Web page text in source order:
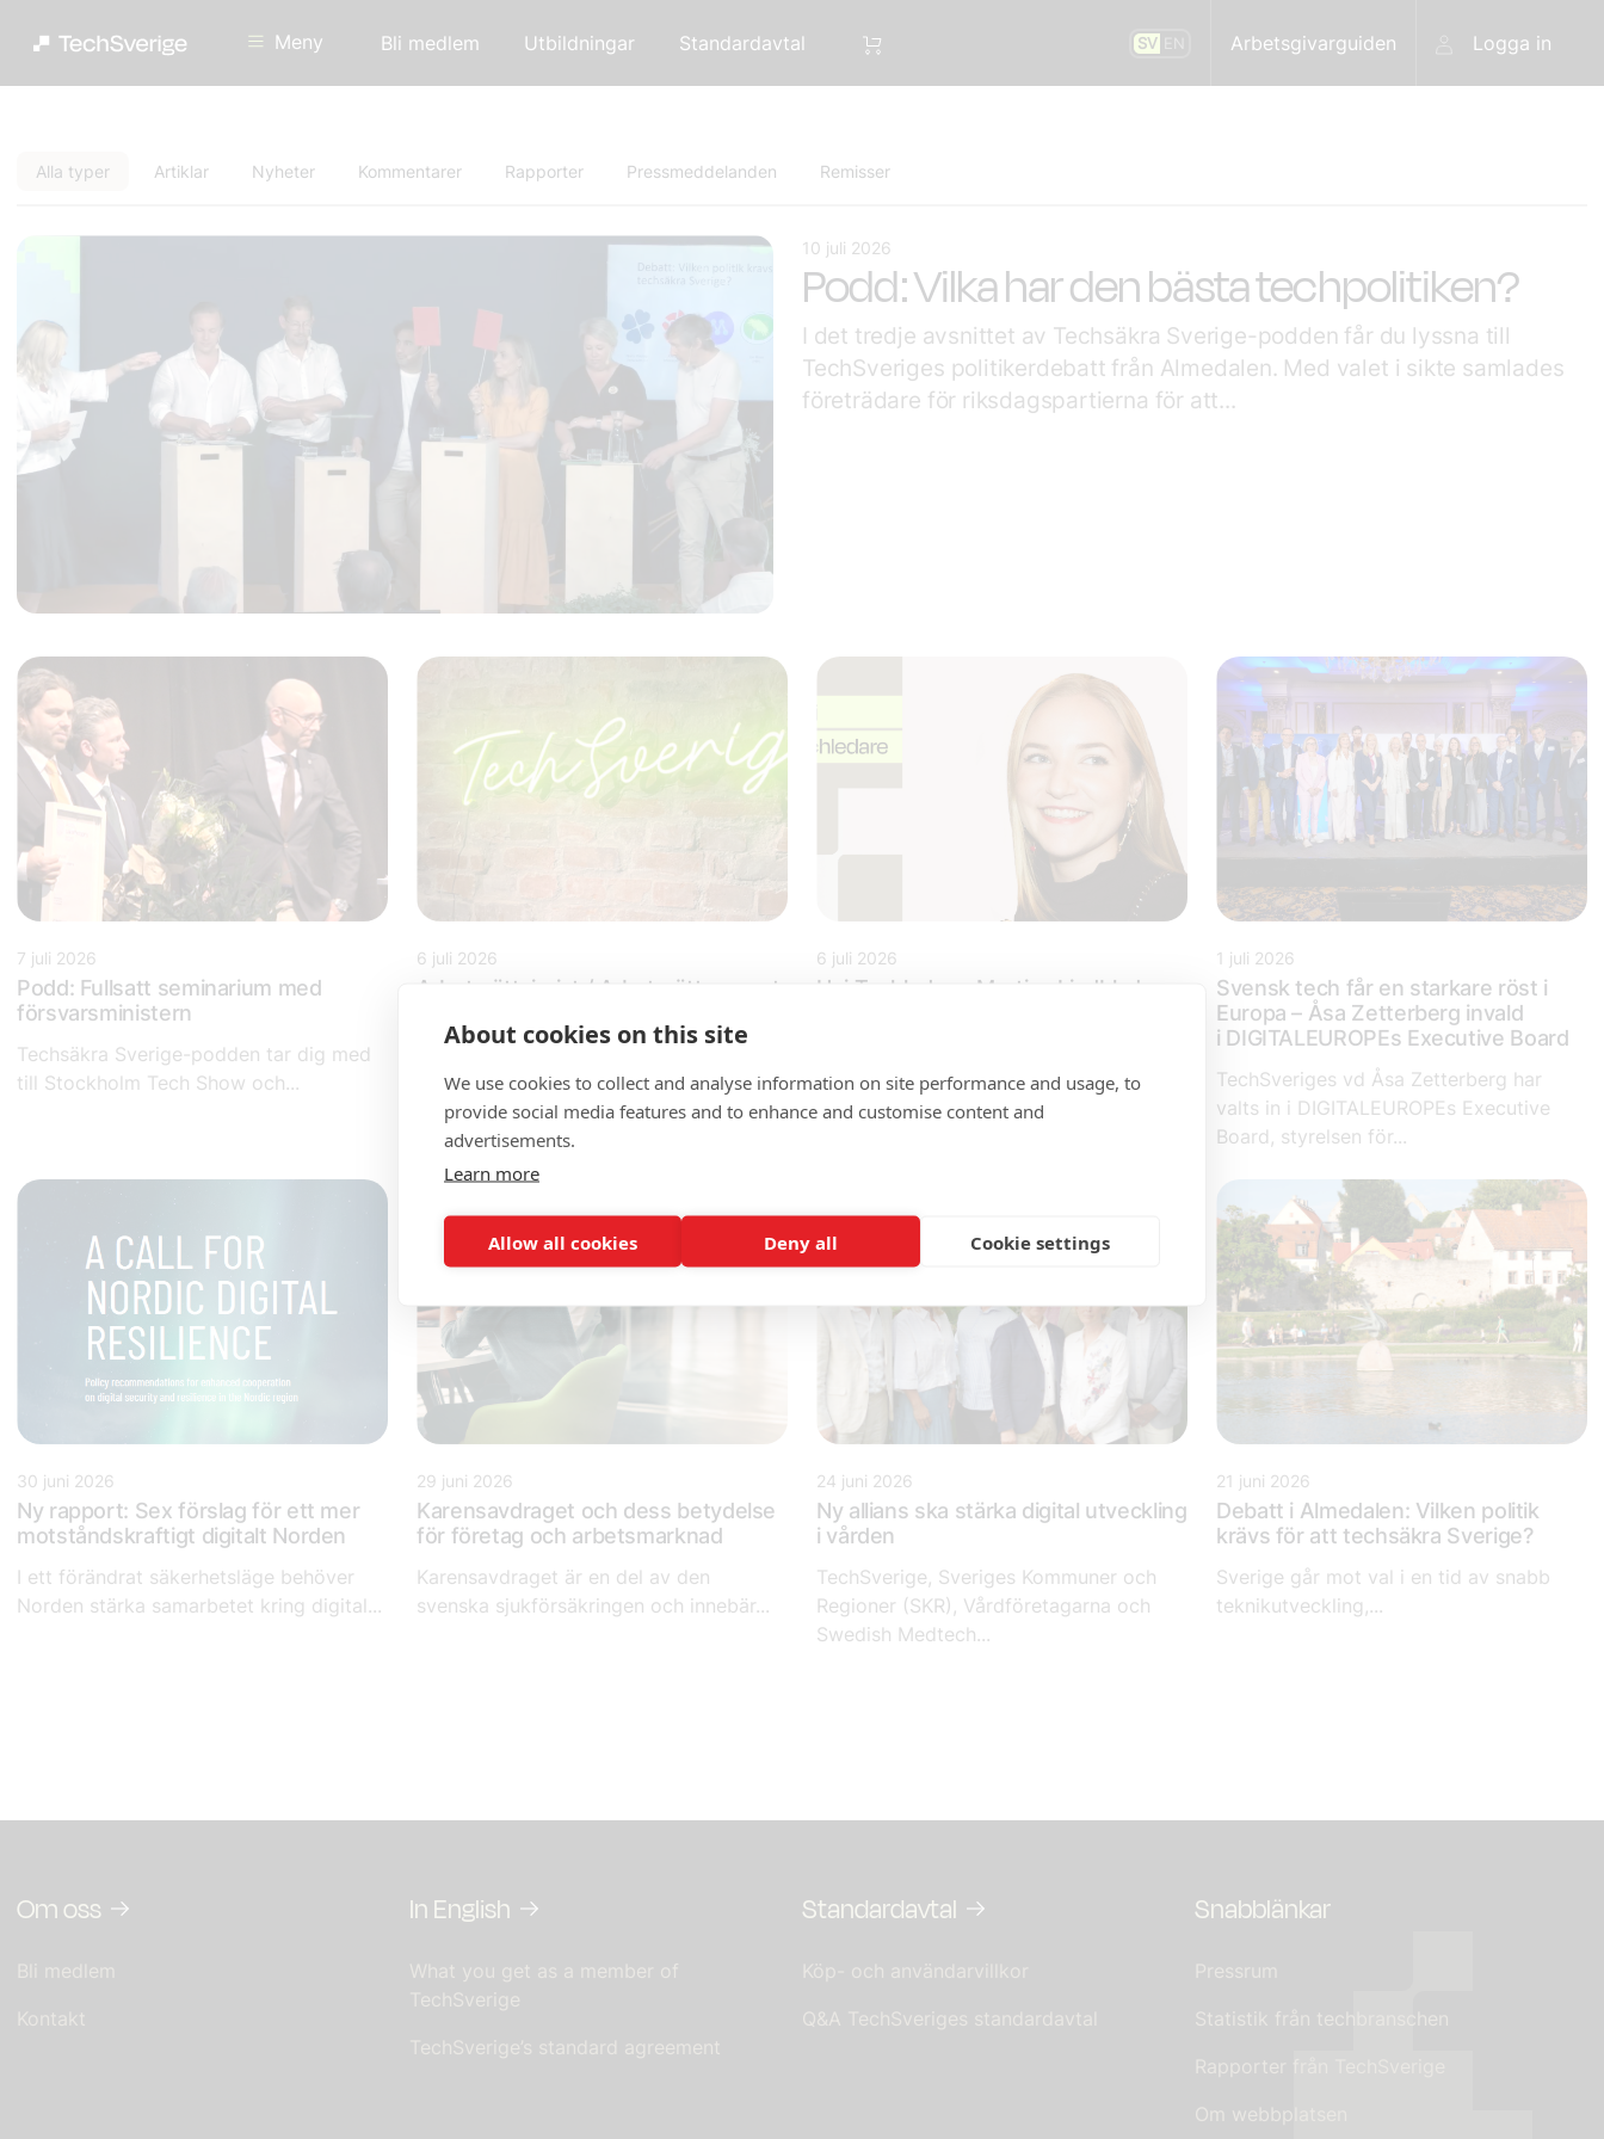
Meny Bli medlem Utbildningar Standardavtal SV Arbetsgivarguiden Logga in
Alla typer Artiklar Nyheter Kommentarer Rapporter Pressmeddelanden Remisser
10 juli 2026
Podd: Vilka har den bästa techpolitiken?
I det tredje avsnittet av Techsäkra Sverige-podden får du lyssna till
TechSveriges politikerdebatt från Almedalen. Med valet i sikte samlades
företrädare för riksdagspartierna för att...
7 juli 2026
Podd: Fullsatt seminarium med
försvarsministern
Techsäkra Sverige-podden tar dig med
till Stockholm Tech Show och...
6 juli 2026
Arbetsrättsjurist / Arbetsrättsexpert
mest innovativa företag...
6 juli 2026
Hej Techledare: Martina Lindblad
presenterade Sveriges mest attraktiva
arbetsgivare var det...
1 juli 2026
Svensk tech får en starkare röst i
Europa – Åsa Zetterberg invald
i DIGITALEUROPEs Executive Board
TechSveriges vd Åsa Zetterberg har
valts in i DIGITALEUROPEs Executive
Board, styrelsen för...
30 juni 2026
Ny rapport: Sex förslag för ett mer
motståndskraftigt digitalt Norden
I ett förändrat säkerhetsläge behöver
Norden stärka samarbetet kring digital...
29 juni 2026
Karensavdraget och dess betydelse
för företag och arbetsmarknad
Karensavdraget är en del av den
svenska sjukförsäkringen och innebär...
24 juni 2026
Ny allians ska stärka digital utveckling
i vården
TechSverige, Sveriges Kommuner och
Regioner (SKR), Vårdföretagarna och
Swedish Medtech...
21 juni 2026
Debatt i Almedalen: Vilken politik
krävs för att techsäkra Sverige?
Sverige går mot val i en tid av snabb
teknikutveckling,...
Om oss
Bli medlem
Kontakt
In English
What you get as a member of
TechSverige
TechSverige’s standard agreement
Standardavtal
Köp- och användarvillkor
Q&A TechSveriges standardavtal
Snabblänkar
Pressrum
Statistik från techbranschen
Rapporter från TechSverige
Om webbplatsen
About cookies on this site
We use cookies to collect and analyse information on site performance and usage, to
provide social media features and to enhance and customise content and
advertisements.
Learn more
Allow all cookies Deny all Cookie settings